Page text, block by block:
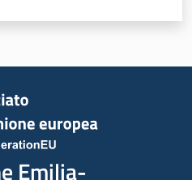
Emilia-